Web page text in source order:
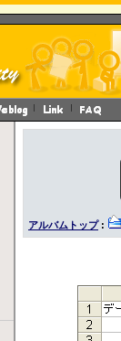
アルバムトップ: